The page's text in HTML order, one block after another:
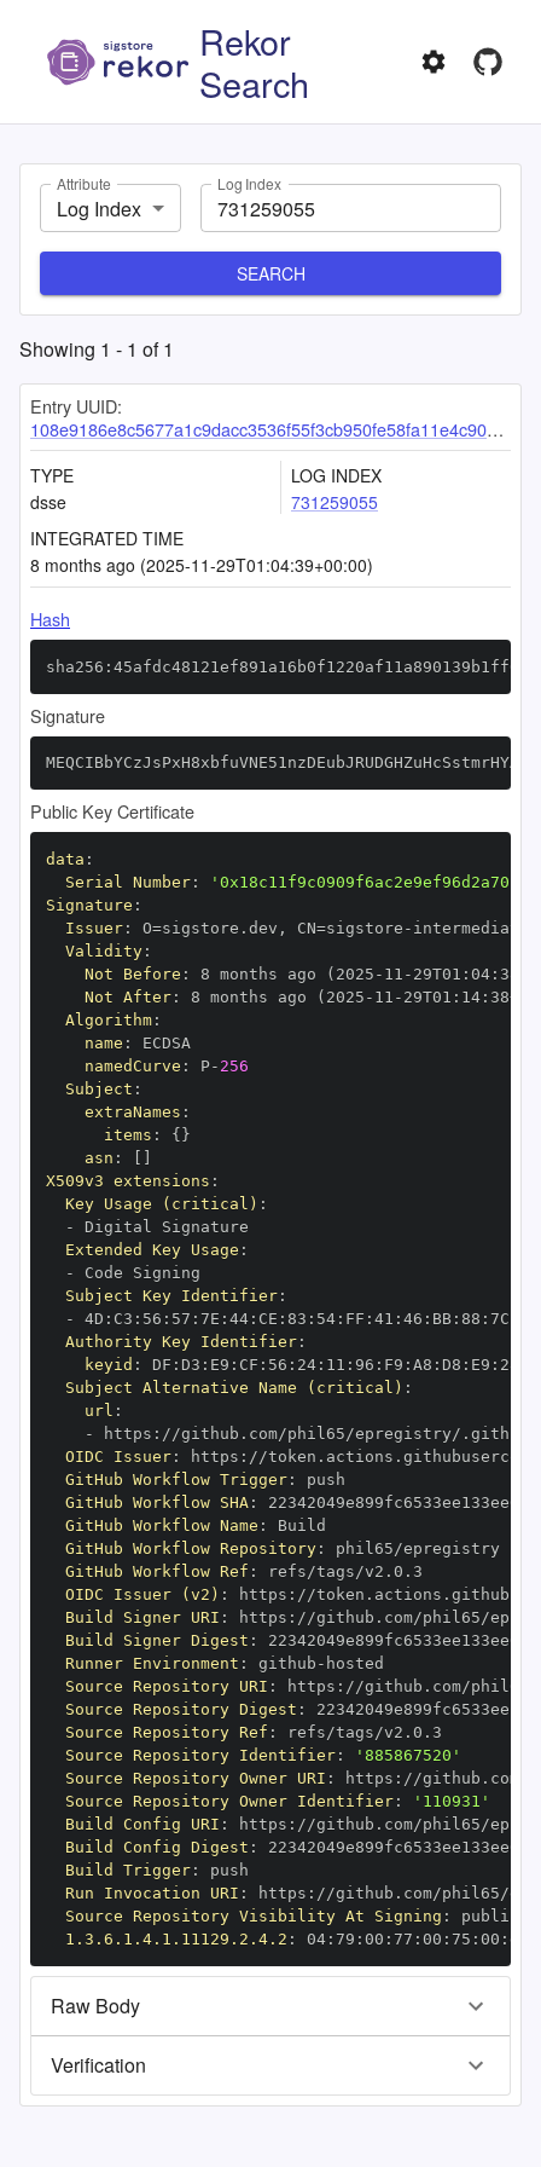
Rekor
Search
Attribute
Log Index
Log Index
SEARCH
Showing 1 - 1 of1
Entry UUID:
108e9186e8c5677a1c9dacc3536f55f3cb950fe58fa11e4c9050047b70b4dddc7906a17f2d51a0c4
TYPE
dsse
LOG INDEX
731259055
INTEGRATED TIME
8 months ago (2025-11-29T01:04:39+00:00)
Hash
Signature
Public Key Certificate
data :
Serial Number:
Signature :
Issuer: O=sigstore.dev , CN=sigstore -
Validity:
Not Before : 8 months ago (2025 - 11 - 29T01 : 04:
Not After: 8 months ago (2025 - 11 - 29T01 : 14: 38+00
Algorithm:
name :
namedCurve : P- 256
Subject :
extraNames :
items : { }
asn :
X509v3 extensions :
Key Usage (critical) :
-
Extended Key Usage :
-
Subject Key Identifier:
-
4D : C3 : 56 : 57 : 7E : 44: CE : 83 : 54: FF : 41 : 46 : BB: 88 : 7C
Authority Key Identifier:
keyid : DF : D3 : E9 : CF : 56 : 24: 11 : 96 : F9 : A8 : D8 : E9 : 28
Subject Alternative Name (critical) :
url :
-
https :
OIDC Issuer: https :
GitHub Workflow Trigger:
GitHub Workflow SHA:
GitHub Workflow Name :
GitHub Workflow Repository:
GitHub Workflow Ref :
OIDC Issuer (v2) : https :
Build Signer URI : https :
Build Signer Digest :
Runner Environment : github -
Source Repository URI : https :
Source Repository Digest :
Source Repository Ref :
Source Repository Identifier:
'885867520'
Source Repository Owner URI : https :
Source Repository Owner Identifier:
'110931'
Build Config URI : https :
Build Config Digest :
Build Trigger:
Run Invocation URI : https :
Source Repository Visibility At Signing :
1.3.6.1.4.1.11129.2.4.2 : 04: 79 : 00 : 77 : 00 : 75 : 00 : dd
Raw Body
Verification